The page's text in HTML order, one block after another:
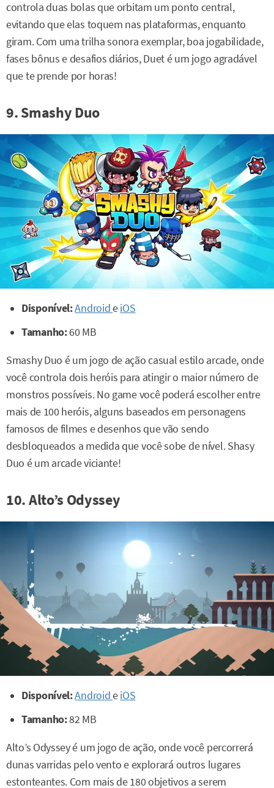
controla duas bolas que orbitam um ponto central,
evitando que elas toquem nas plataformas, enquanto
giram. Com uma trilha sonora exemplar, boa jogabilidade,
fases bônus e desafios diários, Duet é um jogo agradável
que te prende por horas!
9. Smashy Duo
Disponível:AndroideiOS
Tamanho:60 MB
Smashy Duo é um jogo de ação casual estilo arcade, onde
você controla dois heróis para atingir o maior número de
monstros possíveis. No game você poderá escolher entre
mais de 100 heróis, alguns baseados em personagens
famosos de filmes e desenhos que vão sendo
desbloqueados a medida que você sobe de nível. Shasy
Duo é um arcade viciante!
10. Alto’s Odyssey
Disponível:AndroideiOS
Tamanho:82 MB
Alto’s Odyssey é um jogo de ação, onde você percorrerá
dunas varridas pelo vento e explorará outros lugares
estonteantes. Com mais de 180 objetivos a serem